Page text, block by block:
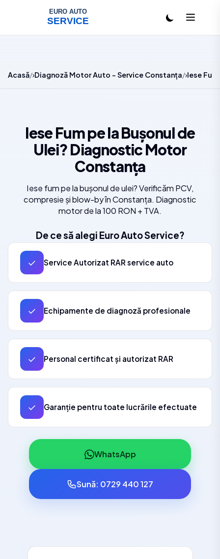
Acasă Diagnoză Motor Auto - Service Constanța Iese
Iese Fum pe la Bușonul de
Ulei? Diagnostic Motor
Constanța
Iese fum pe la bușonul de ulei? Verificăm PCV,
compresie și blow-by în Constanța. Diagnostic
motor de la 100 RON + TVA.
De ce să alegi Euro Auto Service?
✓ Service Autorizat RAR service auto
✓ Echipamente de diagnoză profesionale
✓ Personal certificat și autorizat RAR
✓ Garanție pentru toate lucrările efectuate
WhatsApp
Sună: 0729 440 127